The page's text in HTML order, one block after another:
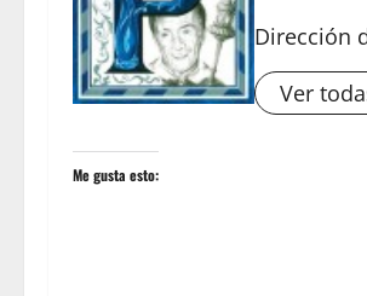
Dirección
Ver
Me gusta esto: